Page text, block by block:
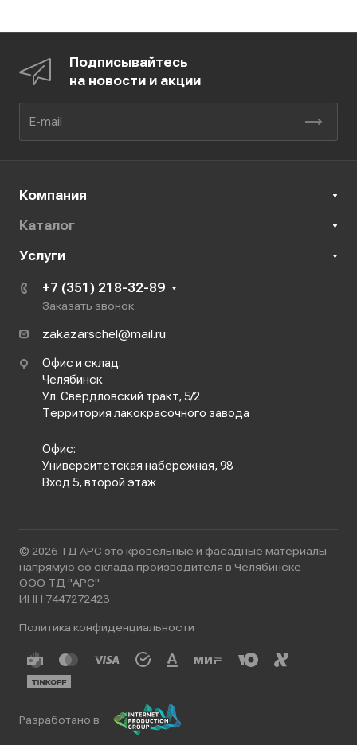
Подписывайтесь
на новости и акции
Компания
Каталог
Услуги
+7 (351) 218-32-89
Заказать звонок
zakazarschel@mail.ru
Офис и склад:
Челябинск
Ул. Свердловский тракт, 5/2
Территория лакокрасочного завода
Офис:
Университетская набережная, 98
Вход 5, второй этаж
© 2026 ТД АРС это кровельные и фасадные материалы
напрямую со склада производителя в Челябинске
ООО ТД "АРС"
ИНН 7447272423
Политика конфиденциальности
Разработано в